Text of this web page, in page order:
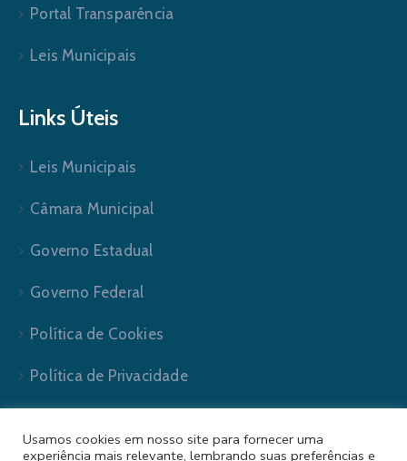
Portal Transparência
Leis Municipais
Links Úteis
Leis Municipais
Câmara Municipal
Governo Estadual
Governo Federal
Política de Cookies
Política de Privacidade
Usamos cookies em nosso site para fornecer uma
experiência mais relevante, lembrando suas preferências e